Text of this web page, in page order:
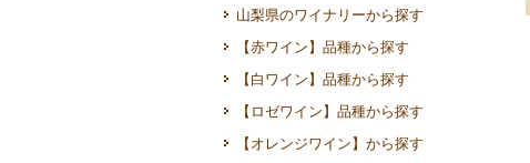
山梨県のワイナリーから探す
【赤ワイン】品種から探す
【白ワイン】品種から探す
【ロゼワイン】品種から探す
【オレンジワイン】から探す